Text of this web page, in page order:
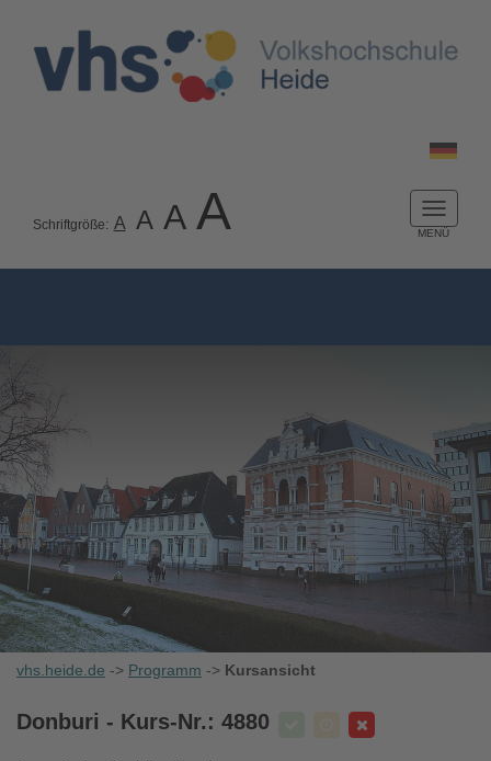
Schriftgröße: A A A A
vhs.heide.de -> Programm -> Kursansicht
Donburi - Kurs-Nr.: 4880